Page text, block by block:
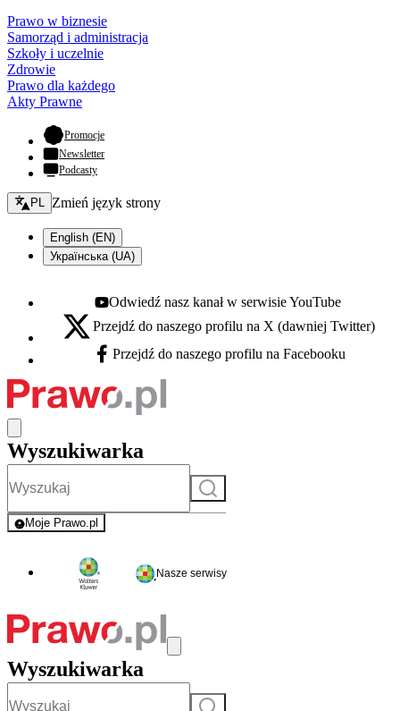
Prawo w biznesie
Samorząd i administracja
Szkoły i uczelnie
Zdrowie
Prawo dla każdego
Akty Prawne
Promocje- otwiera się w nowej karcie
Newsletter
Podcasty
Zmień język - bieżący:
PL Zmień język strony
English (EN)
Українська (UA)
Youtube - otwiera się w nowej karcie
Odwiedź nasz kanał w serwisie YouTube
X - otwiera się w nowej karcie
Przejdź do naszego profilu na X (dawniej Twitter)
Facebook - otwiera się w nowej karcie
Przejdź do naszego profilu na Facebooku
Wyszukiwarka
Szukaj
Moje Prawo.pl
- rejestracja i logowanie do serwisu
Nasze serwisy
Wyszukiwarka
Szukaj